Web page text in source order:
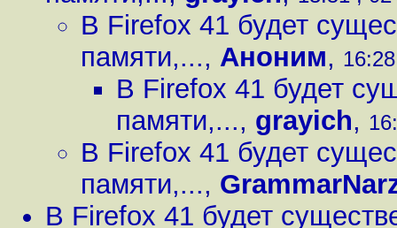
В Firefox 41 будет
памяти,..., Аноним,
В Firefox 41 будет
памяти,..., grayich,
В Firefox 41 будет
памяти,...,
В Firefox 41 будет